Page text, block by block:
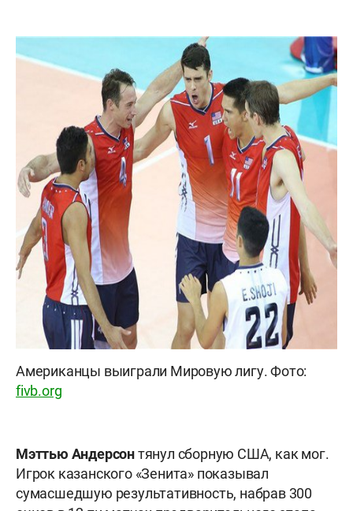
Американцы выиграли Мировую лигу. Фото:
fivb.org
Мэттью Андерсонтянул сборную США, как мог.
Игрок казанского «Зенита» показывал
сумасшедшую результативность, набрав 300